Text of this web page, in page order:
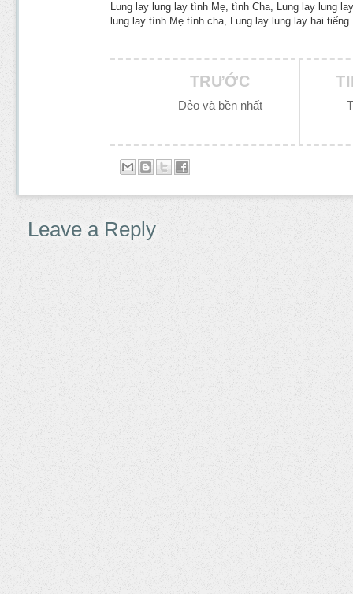
Lung lay lung lay tình Mẹ, tình Cha, Lung lay lung
lung lay tình Mẹ tình cha, Lung lay lung lay hai
TRƯỚC
Dẻo và bền nhất
Leave a Reply